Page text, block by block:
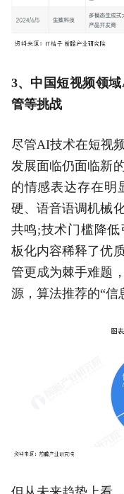
3、中国短视频领
管等挑战
尽管AI技术在短视
发展面临仍面临新
的情感表达存在明
硬、语音语调机械
共鸣;技术门槛降
板化内容稀释了优
管更成为棘手难题
源，算法推荐的“信